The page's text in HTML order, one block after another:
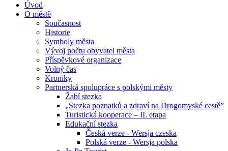
Úvod
O městě
Současnost
Historie
Symboly města
Vývoj počtu obyvatel města
Příspěvkové organizace
Volný čas
Kroniky
Partnerská spolupráce s polskými městy
Žabí stezka
„Stezka poznatků a zdraví na Drogomyské cestě”
Turistická kooperace – II. etapa
Edukační stezka
Česká verze - Wersja czeska
Polská verze - Wersja polska